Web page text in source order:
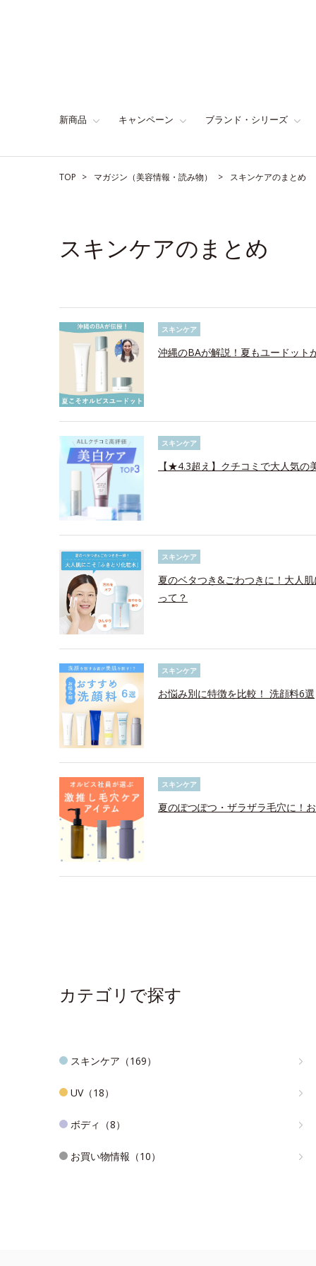
新商品 キャンペーン ブランド・シリーズ
TOP マガジン（美容情報・読み物） スキンケアのまとめ
スキンケアのまとめ
スキンケア
沖縄のBAが解説！夏もユードット
スキンケア
【★4.3超え】クチコミで大人気の
スキンケア
夏のベタつき&ごわつきに！大人
って？
スキンケア
お悩み別に特徴を比較！ 洗顔料6選
スキンケア
夏のぽつぽつ・ザラザラ毛穴に！
カテゴリで探す
スキンケア（169）
UV（18）
ボディ（8）
お買い物情報（10）